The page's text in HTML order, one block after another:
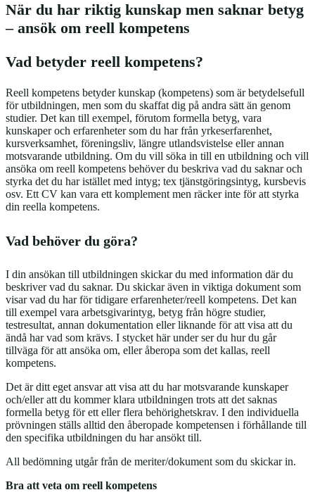
När du har riktig kunskap men saknar betyg
– ansök om reell kompetens
Vad betyder reell kompetens?
Reell kompetens betyder kunskap (kompetens) som är betydelsefull
för utbildningen, men som du skaffat dig på andra sätt än genom
studier. Det kan till exempel, förutom formella betyg, vara
kunskaper och erfarenheter som du har från yrkeserfarenhet,
kursverksamhet, föreningsliv, längre utlandsvistelse eller annan
motsvarande utbildning. Om du vill söka in till en utbildning och vill
ansöka om reell kompetens behöver du beskriva vad du saknar och
styrka det du har istället med intyg; tex tjänstgöringsintyg, kursbevis
osv. Ett CV kan vara ett komplement men räcker inte för att styrka
din reella kompetens.
Vad behöver du göra?
I din ansökan till utbildningen skickar du med information där du
beskriver vad du saknar. Du skickar även in viktiga dokument som
visar vad du har för tidigare erfarenheter/reell kompetens. Det kan
till exempel vara arbetsgivarintyg, betyg från högre studier,
testresultat, annan dokumentation eller liknande för att visa att du
ändå har vad som krävs. I stycket här under ser du hur du går
tillväga för att ansöka om, eller åberopa som det kallas, reell
kompetens.
Det är ditt eget ansvar att visa att du har motsvarande kunskaper
och/eller att du kommer klara utbildningen trots att det saknas
formella betyg för ett eller flera behörighetskrav. I den individuella
prövningen ställs alltid den åberopade kompetensen i förhållande till
den specifika utbildningen du har ansökt till.
All bedömning utgår från de meriter/dokument som du skickar in.
Bra att veta om reell kompetens